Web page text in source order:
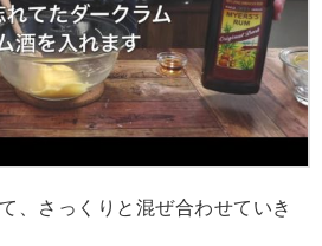
、さっくりと混ぜ合わせていき